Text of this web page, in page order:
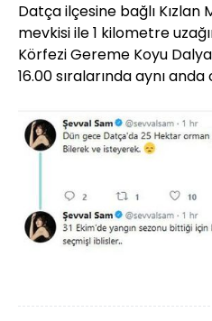
Datça ilçesine bağlı Kızlan
mevkisi ile 1 kilometre
Körfezi Gereme Koyu
16.00 sıralarında aynı anda